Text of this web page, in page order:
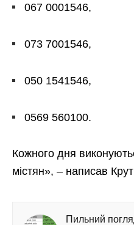
067 0001546,
073 7001546,
050 1541546,
0569 560100.
Кожного дня
містян», – написав
Пильний